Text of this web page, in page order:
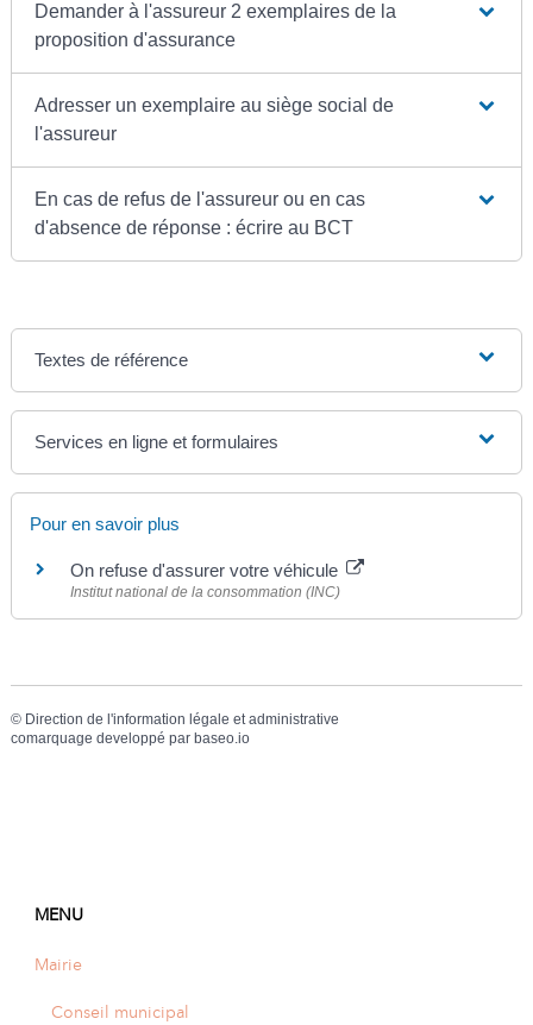
Demander à l'assureur 2 exemplaires de la
proposition d'assurance
Adresser un exemplaire au siège social de
l'assureur
En cas de refus de l'assureur ou en cas
d'absence de réponse : écrire au BCT
Textes de référence
Services en ligne et formulaires
Pour en savoir plus
On refuse d'assurer votre véhicule
Institut national de la consommation (INC)
© Direction de l'information légale et administrative
comarquage developpé par baseo.io
MENU
Mairie
Conseil municipal